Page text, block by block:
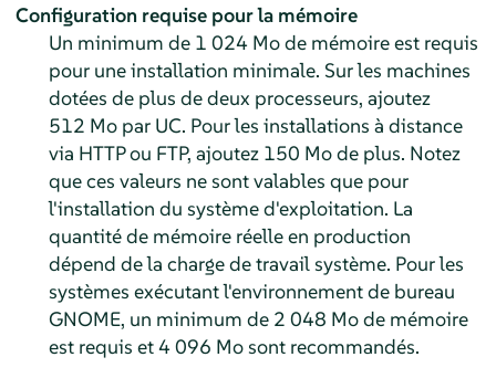
Configuration requise pour la mémoire
Un minimum de 1 024 Mo de mémoire est requis
pour une installation minimale. Sur les machines
dotées de plus de deux processeurs, ajoutez
512 Mo par UC. Pour les installations à distance
via HTTP ou FTP, ajoutez 150 Mo de plus. Notez
que ces valeurs ne sont valables que pour
l'installation du système d'exploitation. La
quantité de mémoire réelle en production
dépend de la charge de travail système. Pour les
systèmes exécutant l'environnement de bureau
GNOME, un minimum de 2 048 Mo de mémoire
est requis et 4 096 Mo sont recommandés.